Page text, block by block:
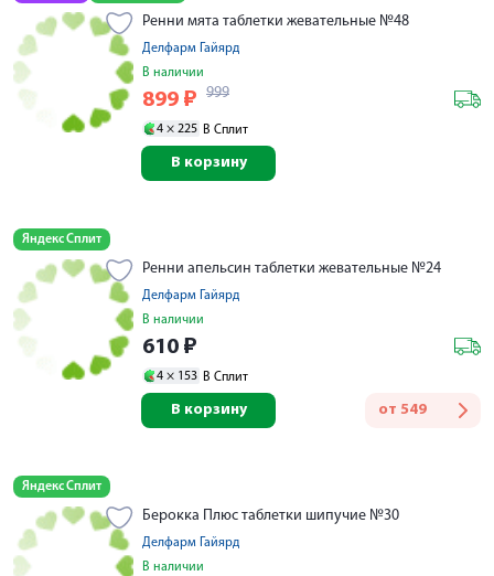
Ренни мята таблетки жевательные №48
Делфарм Гайярд
В наличии
899 ₽ 999
4 × 225 В Сплит
В корзину
Яндекс Сплит
Ренни апельсин таблетки жевательные №24
Делфарм Гайярд
В наличии
610 ₽
4 × 153 В Сплит
от 549
В корзину
Яндекс Сплит
Берокка Плюс таблетки шипучие №30
Делфарм Гайярд
В наличии